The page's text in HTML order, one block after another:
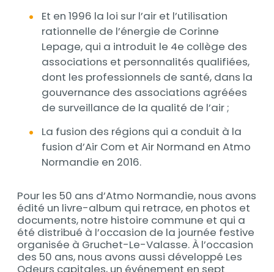
Et en 1996 la loi sur l’air et l’utilisation
rationnelle de l’énergie de Corinne
Lepage, qui a introduit le 4e collège des
associations et personnalités qualifiées,
dont les professionnels de santé, dans la
gouvernance des associations agréées
de surveillance de la qualité de l’air ;
La fusion des régions qui a conduit à la
fusion d’Air Com et Air Normand en Atmo
Normandie en 2016.
Pour les 50 ans d’Atmo Normandie, nous avons
édité un livre-album qui retrace, en photos et
documents, notre histoire commune et qui a
été distribué à l’occasion de la journée festive
organisée à Gruchet-Le-Valasse. À l’occasion
des 50 ans, nous avons aussi développé Les
Odeurs capitales, un événement en sept